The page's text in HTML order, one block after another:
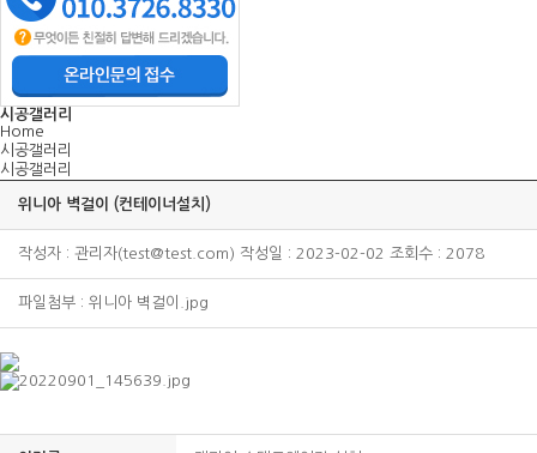
시공갤러리
Home
시공갤러리
시공갤러리
위니아 벽걸이 (컨테이너설치)
작성자 : 관리자(test@test.com) 작성일 : 2023-02-02 조회수 : 2078
파일첨부 : 위니아 벽걸이.jpg